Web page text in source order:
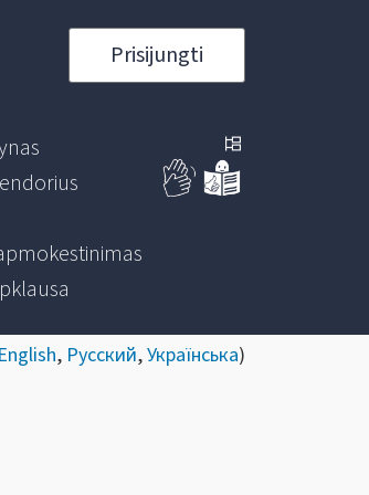
Prisijungti
English, Русский,Українська)